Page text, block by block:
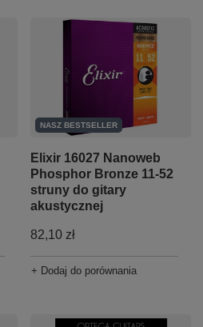
NASZ BESTSELLER
Elixir 16027 Nanoweb
Phosphor Bronze 11-52
struny do gitary
akustycznej
82,10 zł
+ Dodaj do porównania